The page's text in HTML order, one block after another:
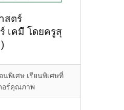
สตร์
เคมี โดยครูสุ
พิเศษ เรียนพิเศษที่
อร์คุณภาพ